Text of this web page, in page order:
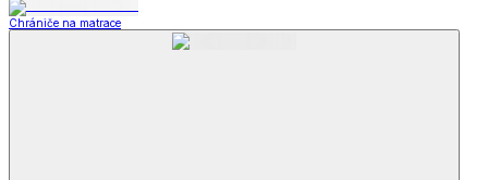
Chrániče na matrace